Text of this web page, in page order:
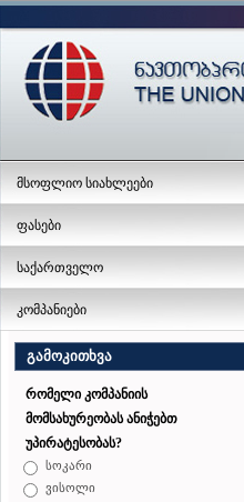
მსოფლიო სიახლეები
ფასები
საქართველო
კომპანიები
გამოკითხვა
რომელი კომპანიის
მომსახურეობას ანიჭებთ
უპირატესობას?
სოკარი
ვისოლი